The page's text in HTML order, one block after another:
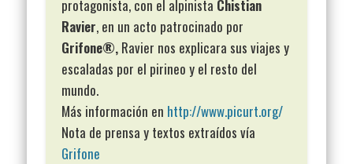
protagonista, con el alpinista Chistian
Ravier, en un acto patrocinado por
Grifone®, Ravier nos explicara sus viajes y
escaladas por el pirineo y el resto del
mundo.
Más información en http://www.picurt.org/
Nota de prensa y textos extraídos vía
Grifone